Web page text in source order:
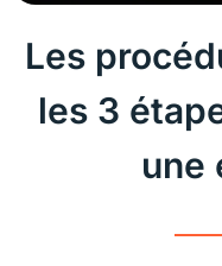
Les
les 3
une